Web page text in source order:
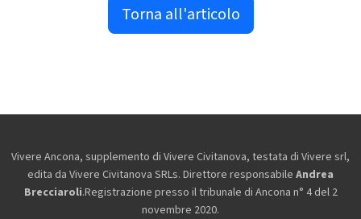
Torna all'articolo
Vivere Ancona, supplemento di Vivere Civitanova, testata di Vivere srl,
edita da Vivere Civitanova SRLs. Direttore responsabile Andrea
Brecciaroli.Registrazione presso il tribunale di Ancona n° 4 del 2
novembre 2020.